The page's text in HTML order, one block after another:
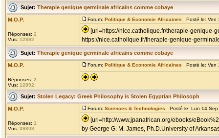
Sujet: Therapie genique germinale africains comme cobaye
M.O.P.
Réponses: 2
Vus: 12892
Forum: Politique & Economie Africaines Posté le: Ven
[url=https://nice.catholique.fr/therapie-genique-
https://nice.catholique.fr/therapie-genique-
Sujet: Therapie genique germinale africains comme cobaye
M.O.P.
Réponses: 2
Vus: 12892
Forum: Politique & Economie Africaines Posté le: Ven
Sujet: Stolen Legacy: Greek Philosophy is Stolen Egyptian Philosoph
M.O.P.
Réponses: 1
Vus: 39808
Forum: Sciences & Technologies Posté le: Lun 14
[url=http://www.jpanafrican.org/ebooks/
by George G. M. James, Ph.D.University of